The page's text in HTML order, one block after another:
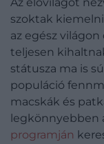
Az élővilágot
szoktak
az egész
teljesen
státusza ma is
populáció
macskák és
legkönnyebben
programján